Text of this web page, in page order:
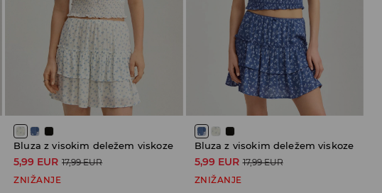
Bluza z visokim deležem viskoze
5,99 EUR 17,99 EUR
ZNIŽANJE
Bluza z visokim deležem viskoze
5,99 EUR 17,99 EUR
ZNIŽANJE